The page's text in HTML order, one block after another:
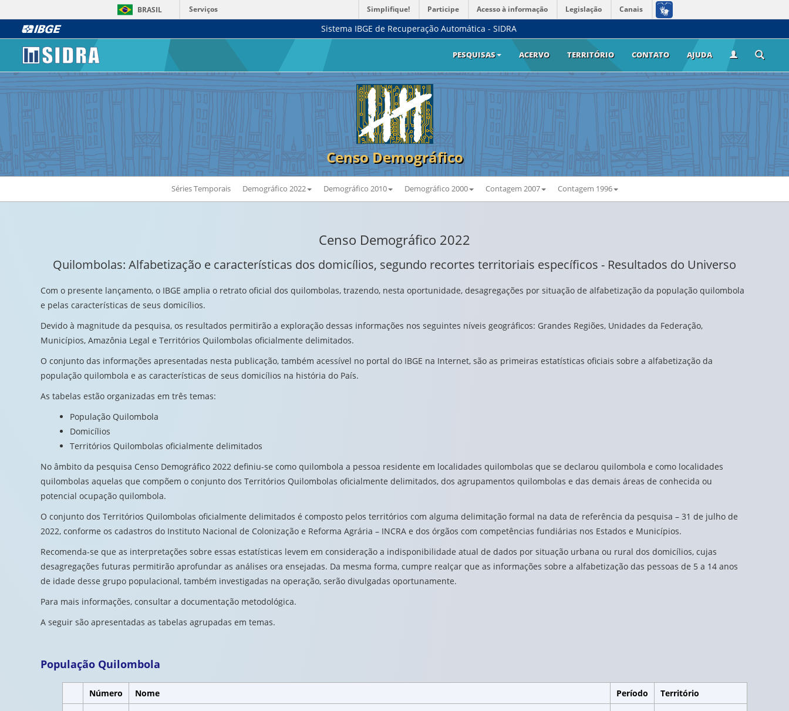
BRASIL Serviços Simplifique! Participe Acesso à informação Legislação Canais
Sistema IBGE de Recuperação Automática - SIDRA
PESQUISAS ACERVO TERRITÓRIO CONTATO AJUDA
Censo Demográfico
Séries Temporais Demográfico 2022 Demográfico 2010 Demográfico 2000 Contagem 2007 Contagem 1996
Censo Demográfico 2022
Quilombolas: Alfabetização e características dos domicílios, segundo recortes territoriais específicos - Resultados do Universo
Com o presente lançamento, o IBGE amplia o retrato oficial dos quilombolas, trazendo, nesta oportunidade, desagregações por situação de alfabetização da população quilombola
e pelas características de seus domicílios.
Devido à magnitude da pesquisa, os resultados permitirão a exploração dessas informações nos seguintes níveis geográficos: Grandes Regiões, Unidades da Federação,
Municípios, Amazônia Legal e Territórios Quilombolas oficialmente delimitados.
O conjunto das informações apresentadas nesta publicação, também acessível no portal do IBGE na Internet, são as primeiras estatísticas oficiais sobre a alfabetização da
população quilombola e as características de seus domicílios na história do País.
As tabelas estão organizadas em três temas:
População Quilombola
Domicílios
Territórios Quilombolas oficialmente delimitados
No âmbito da pesquisa Censo Demográfico 2022 definiu-se como quilombola a pessoa residente em localidades quilombolas que se declarou quilombola e como localidades
quilombolas aquelas que compõem o conjunto dos Territórios Quilombolas oficialmente delimitados, dos agrupamentos quilombolas e das demais áreas de conhecida ou
potencial ocupação quilombola.
O conjunto dos Territórios Quilombolas oficialmente delimitados é composto pelos territórios com alguma delimitação formal na data de referência da pesquisa – 31 de julho de
2022, conforme os cadastros do Instituto Nacional de Colonização e Reforma Agrária – INCRA e dos órgãos com competências fundiárias nos Estados e Municípios.
Recomenda-se que as interpretações sobre essas estatísticas levem em consideração a indisponibilidade atual de dados por situação urbana ou rural dos domicílios, cujas
desagregações futuras permitirão aprofundar as análises ora ensejadas. Da mesma forma, cumpre realçar que as informações sobre a alfabetização das pessoas de 5 a 14 anos
de idade desse grupo populacional, também investigadas na operação, serão divulgadas oportunamente.
Para mais informações, consultar a documentação metodológica.
A seguir são apresentadas as tabelas agrupadas em temas.
População Quilombola
Número Nome Período Território